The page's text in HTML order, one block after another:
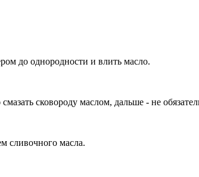
до однородности и влить масло.
сковороду маслом, дальше - не
сливочного масла.